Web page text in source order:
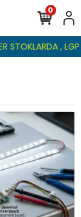
, LGP
0